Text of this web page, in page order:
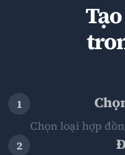
1
Chọn loại hợp
2